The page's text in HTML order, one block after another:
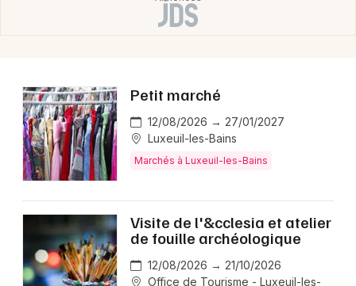
Petit marché
12/08/2026 → 27/01/2027
Luxeuil-les-Bains
Marchés à Luxeuil-les-Bains
Visite de l'&cclesia et atelier
de fouille archéologique
12/08/2026 → 21/10/2026
Office de Tourisme - Luxeuil-les-